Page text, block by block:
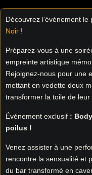
Découvrez l’événement
Noir !
Préparez-vous à une
empreinte artistique
Rejoignez-nous pour une
mettant en vedette deux
transformer la toile de
Événement exclusif :
poilus !
Venez assister à une
rencontre la sensualité et
du bar transformé en